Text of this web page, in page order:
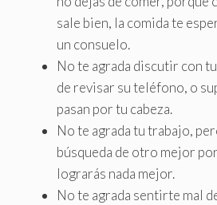
sale bien, la comida te
un consuelo.
No te agrada discutir con
de revisar su teléfono, o
pasan por tu cabeza.
No te agrada tu trabajo,
búsqueda de otro mejor
lograrás nada mejor.
No te agrada sentirte mal